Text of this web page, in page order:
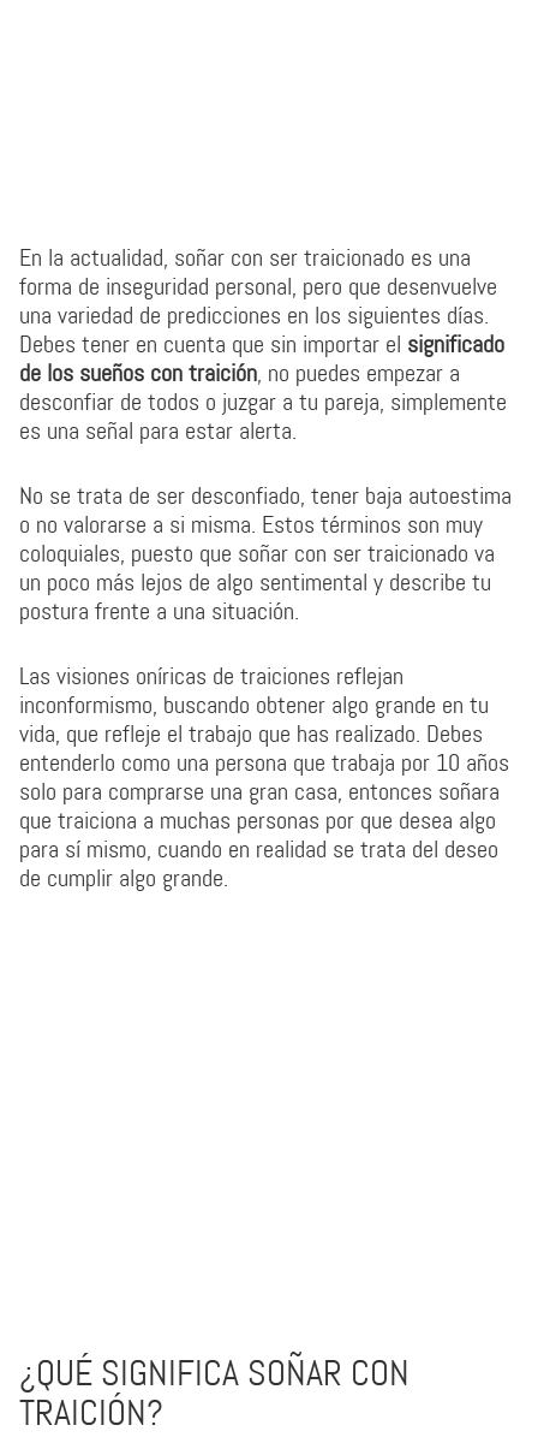
En la actualidad, soñar con ser traicionado es una
forma de inseguridad personal, pero que desenvuelve
una variedad de predicciones en los siguientes días.
Debes tener en cuenta que sin importar el significado
de los sueños con traición, no puedes empezar a
desconfiar de todos o juzgar a tu pareja, simplemente
es una señal para estar alerta.
No se trata de ser desconfiado, tener baja autoestima
o no valorarse a si misma. Estos términos son muy
coloquiales, puesto que soñar con ser traicionado va
un poco más lejos de algo sentimental y describe tu
postura frente a una situación.
Las visiones oníricas de traiciones reflejan
inconformismo, buscando obtener algo grande en tu
vida, que refleje el trabajo que has realizado. Debes
entenderlo como una persona que trabaja por 10 años
solo para comprarse una gran casa, entonces soñara
que traiciona a muchas personas por que desea algo
para sí mismo, cuando en realidad se trata del deseo
de cumplir algo grande.
¿QUÉ SIGNIFICA SOÑAR CON
TRAICIÓN?